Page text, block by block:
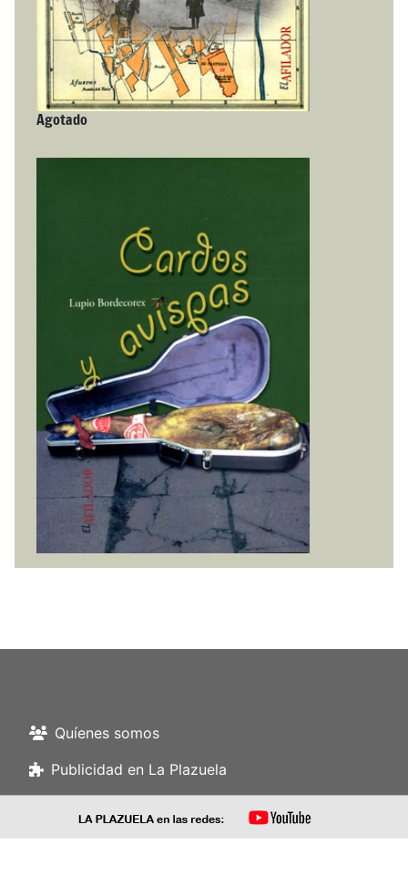
Agotado
Quíenes somos
Publicidad en La Plazuela